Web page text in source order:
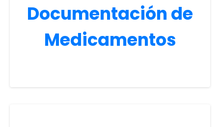
Documentación de
Medicamentos